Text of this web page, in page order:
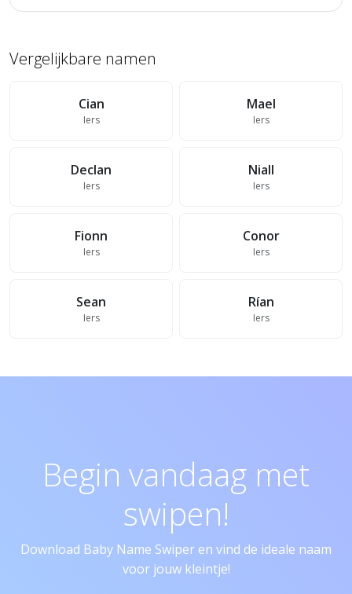
Vergelijkbare namen
Cian
Iers
Mael
Iers
Declan
Iers
Niall
Iers
Fionn
Iers
Conor
Iers
Sean
Iers
Rían
Iers
Begin vandaag met
swipen!
Download Baby Name Swiper en vind de ideale naam
voor jouw kleintje!